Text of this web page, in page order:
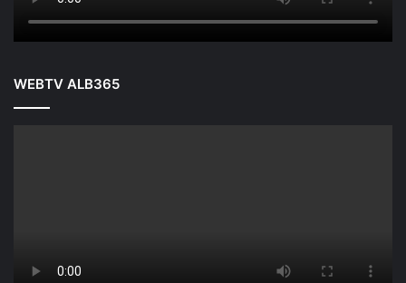
WEBTV ALB365